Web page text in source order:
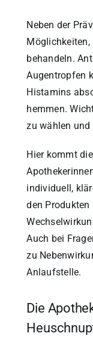
Neben der
Möglichkeiten,
behandeln.
Augentropfen
Histamins
hemmen.
zu wählen und
Hier kommt
individuell,
den
Auch bei
zu
Anlaufstelle.
Die